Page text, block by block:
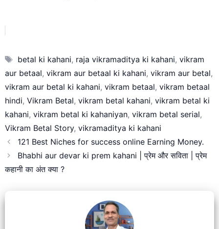
Tags
betal ki kahani, raja vikramaditya ki kahani, vikram
aur betaal, vikram aur betaal ki kahani, vikram aur betal,
vikram aur betal ki kahani, vikram betaal, vikram betaal
hindi, Vikram Betal, vikram betal kahani, vikram betal ki
kahani, vikram betal ki kahaniyan, vikram betal serial,
Vikram Betal Story, vikramaditya ki kahani
121 Best Niches for success online Earning Money.
Bhabhi aur devar ki prem kahani | प्रेम और सविता | प्रेम
कहानी का अंत क्या ?